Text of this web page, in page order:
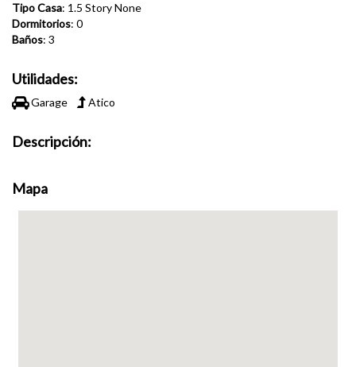
Tipo Casa: 1.5 Story None
Dormitorios: 0
Baños: 3
Utilidades:
Garage Atico
Descripción:
Mapa